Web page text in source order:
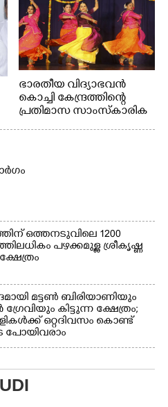
ഭാരതീയ വിദ്യാഭവൻ
കൊച്ചി കേന്ദ്രത്തിന്റെ
പ്രതിമാസ സാംസ്കാരിക
എം. അക്ഷതയുടെ
ഒത്തനടുവിലെ 1200
പഴക്കമുള്ള ശ്രീകൃഷ്ണ
മട്ടൺ ബിരിയാണിയും
ഗ്രേവിയും കിട്ടുന്ന ക്ഷേത്രം;
ഒറ്റദിവസം കൊണ്ട്
പോയിവരാം